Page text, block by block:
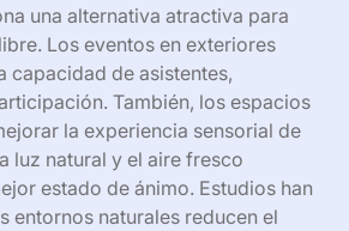
una alternativa atractiva para
Los eventos en exteriores
capacidad de asistentes,
También, los espacios
la experiencia sensorial de
luz natural y el aire fresco
estado de ánimo. Estudios han
entornos naturales reducen el